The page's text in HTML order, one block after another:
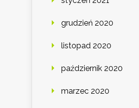
grudzień 2020
listopad 2020
październik 2020
marzec 2020